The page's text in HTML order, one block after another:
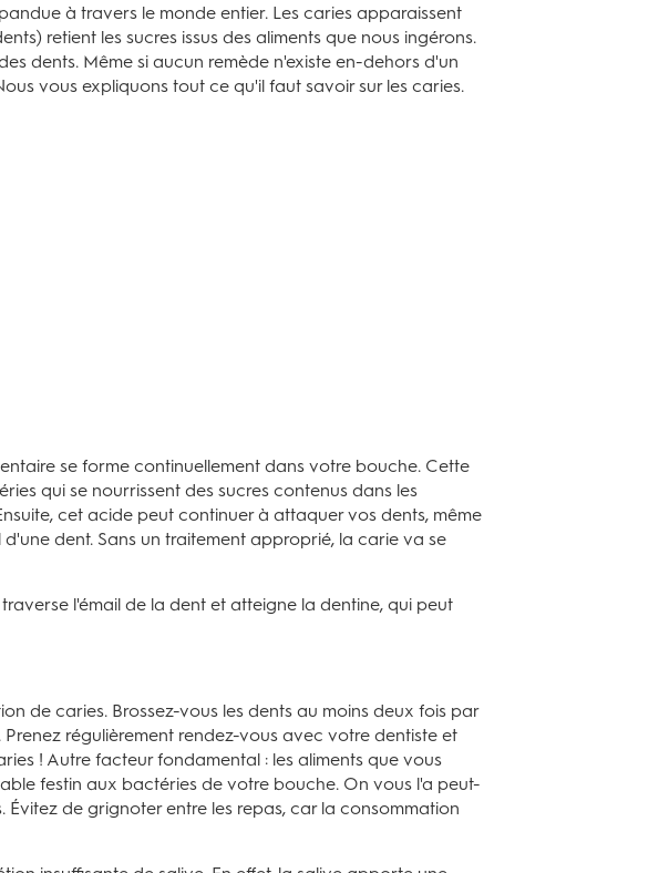
à travers le monde entier. Les caries apparaissent
retient les sucres issus des aliments que nous ingérons.
dents. Même si aucun remède n'existe en-dehors d'un
vous expliquons tout ce qu'il faut savoir sur les caries.
se forme continuellement dans votre bouche. Cette
qui se nourrissent des sucres contenus dans les
cet acide peut continuer à attaquer vos dents, même
dent. Sans un traitement approprié, la carie va se
l'émail de la dent et atteigne la dentine, qui peut
de caries. Brossez-vous les dents au moins deux fois par
régulièrement rendez-vous avec votre dentiste et
! Autre facteur fondamental : les aliments que vous
festin aux bactéries de votre bouche. On vous l'a peut-
Évitez de grignoter entre les repas, car la consommation